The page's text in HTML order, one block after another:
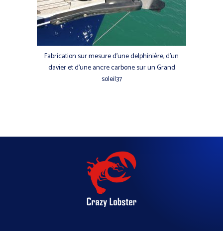
Fabrication sur mesure d’une delphinière, d’un
davier et d’une ancre carbone sur un Grand
soleil37